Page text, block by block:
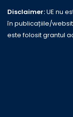
Disclaimer:UE nu
în publicațiile/
este folosit grantul